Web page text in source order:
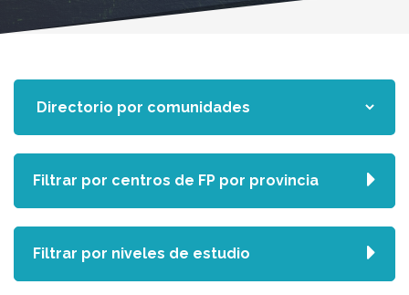
Filtrar por centros de FP por provincia
Filtrar por niveles de estudio